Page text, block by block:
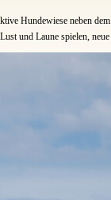
Hundewiese neben
und Laune spielen,